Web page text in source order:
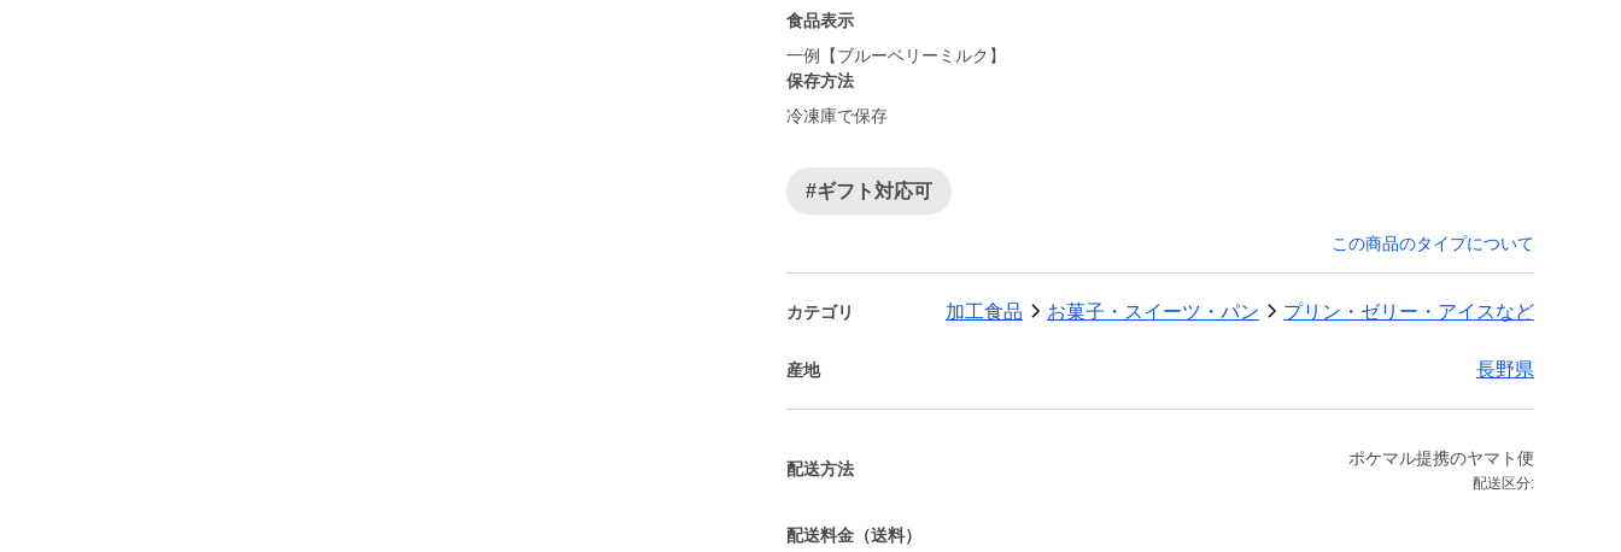
食品表示
一例【ブルーベリーミルク】
保存方法
冷凍庫で保存
#ギフト対応可
この商品のタイプについて
カテゴリ 加工食品 お菓子・スイーツ・パン プリン・ゼリー・アイスなど
産地 長野県
配送方法
ポケマル提携のヤマト便
配送区分:
配送料金（送料）